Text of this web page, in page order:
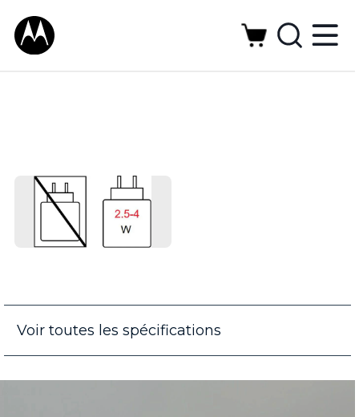
Voir toutes les spécifications